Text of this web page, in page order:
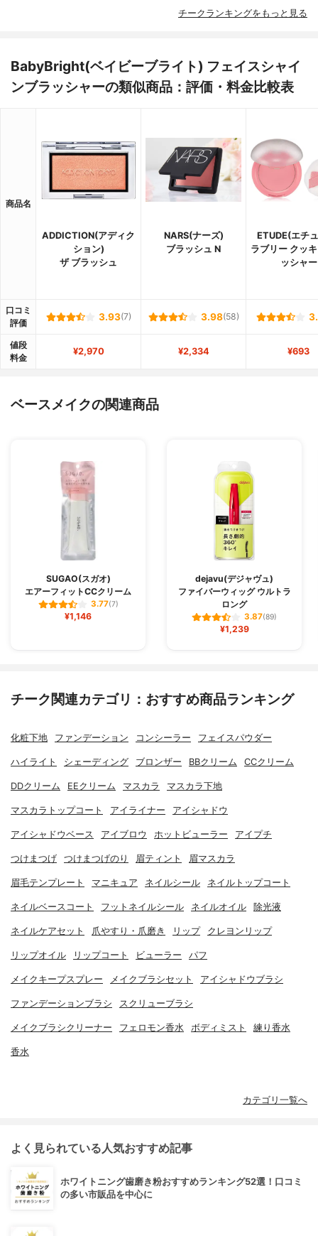
チークランキングをもっと見る
BabyBright(ベイビーブライト) フェイスシャイ
ンブラッシャーの類似商品：評価・料金比較表
商品名
ADDICTION(アディク
ション)
ザ ブラッシュ
NARS(ナーズ)
ブラッシュ N
ETUDE(エチ
ラブリー クッ
ッシャー
口コミ
評価
3.93(7) 3.98(58)
値段
料金
¥2,970 ¥2,334 ¥693
ベースメイクの関連商品
SUGAO(スガオ)
エアーフィットCCクリーム
3.77(7)
¥1,146
dejavu(デジャヴュ)
ファイバーウィッグ ウルトラ
ロング
3.87(89)
¥1,239
チーク関連カテゴリ：おすすめ商品ランキング
化粧下地 ファンデーション コンシーラー フェイスパウダー
ハイライト シェーディング ブロンザー BBクリーム CCクリーム
DDクリーム EEクリーム マスカラ マスカラ下地
マスカラトップコート アイライナー アイシャドウ
アイシャドウベース アイブロウ ホットビューラー アイプチ
つけまつげ つけまつげのり 眉ティント 眉マスカラ
眉毛テンプレート マニキュア ネイルシール ネイルトップコート
ネイルベースコート フットネイルシール ネイルオイル 除光液
ネイルケアセット 爪やすり・爪磨き リップ クレヨンリップ
リップオイル リップコート ビューラー パフ
メイクキープスプレー メイクブラシセット アイシャドウブラシ
ファンデーションブラシ スクリューブラシ
メイクブラシクリーナー フェロモン香水 ボディミスト 練り香水
香水
カテゴリ一覧へ
よく見られている人気おすすめ記事
ホワイトニング歯磨き粉おすすめランキング52選！口コミ
の多い市販品を中心に